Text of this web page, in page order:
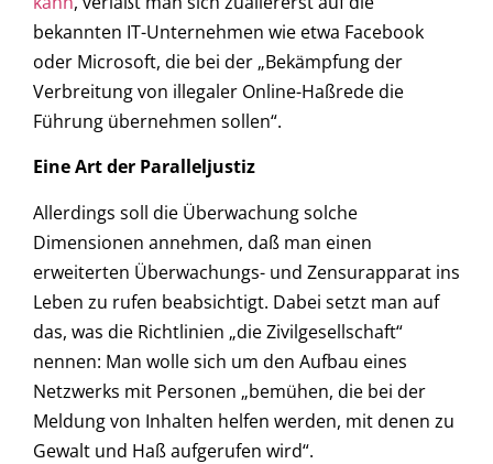
bekannten IT-Unternehmen wie etwa Facebook
oder Microsoft, die bei der „Bekämpfung der
Verbreitung von illegaler Online-Haßrede die
Führung übernehmen sollen“.
Eine Art der Paralleljustiz
Allerdings soll die Überwachung solche
Dimensionen annehmen, daß man einen
erweiterten Überwachungs- und Zensurapparat ins
Leben zu rufen beabsichtigt. Dabei setzt man auf
das, was die Richtlinien „die Zivilgesellschaft“
nennen: Man wolle sich um den Aufbau eines
Netzwerks mit Personen „bemühen, die bei der
Meldung von Inhalten helfen werden, mit denen zu
Gewalt und Haß aufgerufen wird“.